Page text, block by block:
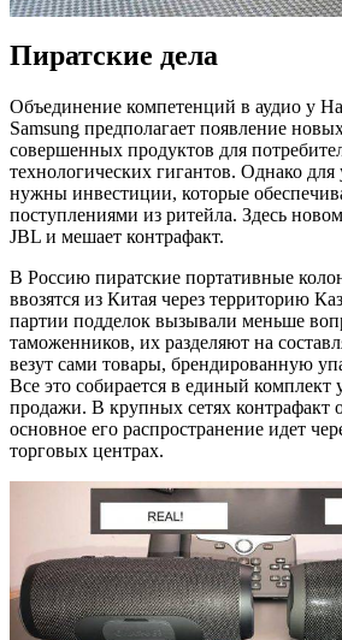
Пиратские дела
Объединение компетенций в аудио у
Samsung предполагает появление
совершенных продуктов для
технологических гигантов. Однако
нужны инвестиции, которые
поступлениями из ритейла. Здесь
JBL и мешает контрафакт.
В Россию пиратские портативные
ввозятся из Китая через территорию
партии подделок вызывали меньше
таможенников, их разделяют на
везут сами товары, брендированную
Все это собирается в единый комплект
продажи. В крупных сетях контрафакт
основное его распространение идет
торговых центрах.